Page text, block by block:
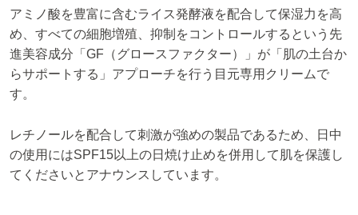
アミノ酸を豊富に含むライス発酵液を配合して保湿力を高
め、すべての細胞増殖、抑制をコントロールするという先
進美容成分「GF（グロースファクター）」が「肌の土台か
らサポートする」アプローチを行う目元専用クリームで
す。
レチノールを配合して刺激が強めの製品であるため、日中
の使用にはSPF15以上の日焼け止めを併用して肌を保護し
てくださいとアナウンスしています。